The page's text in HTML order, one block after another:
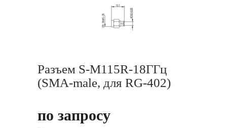
Разъем S-M115R-18ГГц
(SMA-male, для RG-402)
по запросу